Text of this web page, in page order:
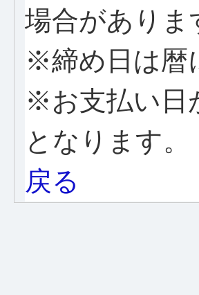
場合がありま
※締め日は暦
※お支払い日
となります。
戻る